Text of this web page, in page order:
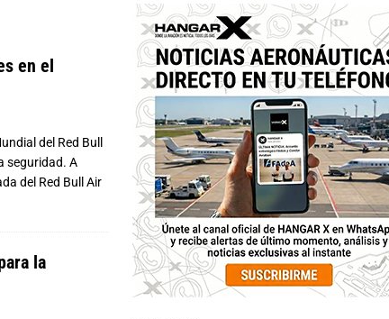
en el
del Red Bull
seguridad. A
del Red Bull Air
la